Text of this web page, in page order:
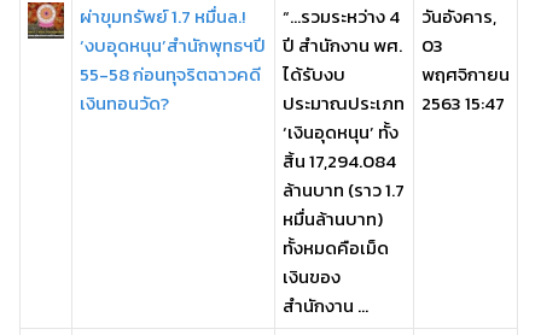
ผ่าขุมทรัพย์ 1.7 หมื่นล.!
‘งบอุดหนุน’สำนักพุทธฯปี
55-58 ก่อนทุจริตฉาวคดี
เงินทอนวัด?
“...รวมระหว่าง 4
ปี สำนักงาน พศ.
ได้รับงบ
ประมาณประเภท
‘เงินอุดหนุน’ ทั้ง
สิ้น 17,294.084
ล้านบาท (ราว 1.7
หมื่นล้านบาท)
ทั้งหมดคือเม็ด
เงินของ
สำนักงาน ...
วันอังคาร,
03
พฤศจิกายน
2563 15:47